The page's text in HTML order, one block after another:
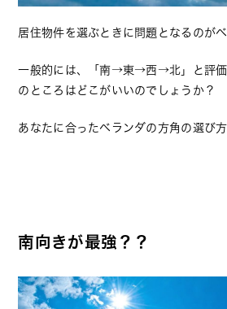
居住物件を選ぶときに問題となるのがベ
一般的には、「南→東→西→北」と評価
のところはどこがいいのでしょうか？
あなたに合ったベランダの方角の選び方
南向きが最強？？